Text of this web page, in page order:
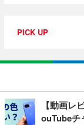
PICK UP
【動画レ
ouTubeチ